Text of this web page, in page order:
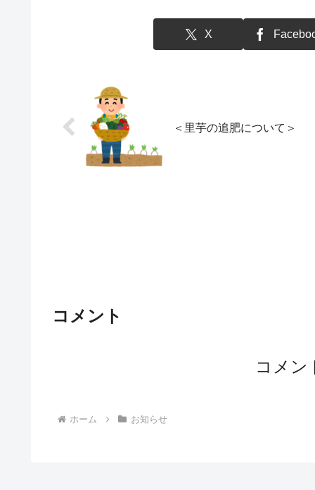
X
＜里芋の追肥について＞
コメント
コメン
ホーム お知らせ